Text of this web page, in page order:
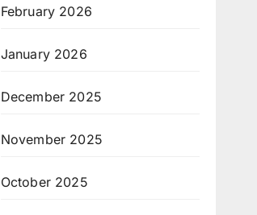
February 2026
January 2026
December 2025
November 2025
October 2025